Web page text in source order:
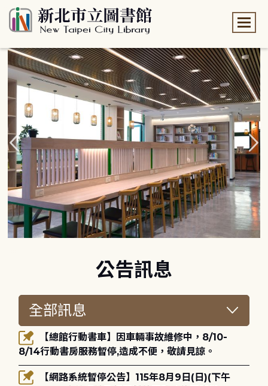
公告訊息
8/14行動書房服務暫停,造成不便，敬請見諒。